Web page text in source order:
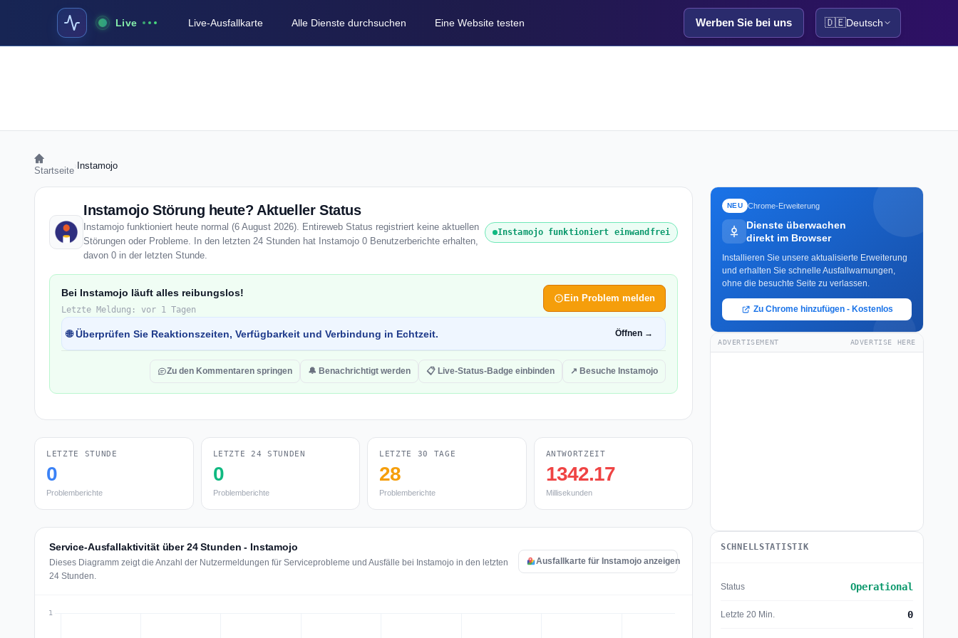
Live Live-Ausfallkarte Alle Dienste durchsuchen Eine Website testen Werben Sie bei uns 🇩🇪Deutsch
Startseite Instamojo
Instamojo Störung heute? Aktueller Status
Instamojo funktioniert heute normal (6 August 2026). Entireweb Status registriert keine aktuellen
Störungen oder Probleme. In den letzten 24 Stunden hat Instamojo 0 Benutzerberichte erhalten,
davon 0 in der letzten Stunde.
Instamojo funktioniert einwandfrei
Bei Instamojo läuft alles reibungslos!
Letzte Meldung: vor 1 Tagen
Ein Problem melden
🌐 Überprüfen Sie Reaktionszeiten, Verfügbarkeit und Verbindung in Echtzeit. Öffnen →
Zu den Kommentaren springen 🔔 Benachrichtigt werden 📋 Live-Status-Badge einbinden ↗ Besuche Instamojo
LETZTE STUNDE
0
Problemberichte
LETZTE 24 STUNDEN
0
Problemberichte
LETZTE 30 TAGE
28
Problemberichte
ANTWORTZEIT
1342.17
Millisekunden
Service-Ausfallaktivität über 24 Stunden - Instamojo
Dieses Diagramm zeigt die Anzahl der Nutzermeldungen für Serviceprobleme und Ausfälle bei Instamojo in den letzten
24 Stunden.
Ausfallkarte für Instamojo anzeigen
NEU Chrome-Erweiterung
Dienste überwachen
direkt im Browser
Installieren Sie unsere aktualisierte Erweiterung
und erhalten Sie schnelle Ausfallwarnungen,
ohne die besuchte Seite zu verlassen.
Zu Chrome hinzufügen - Kostenlos
ADVERTISEMENT ADVERTISE HERE
SCHNELLSTATISTIK
Status Operational
Letzte 20 Min. 0